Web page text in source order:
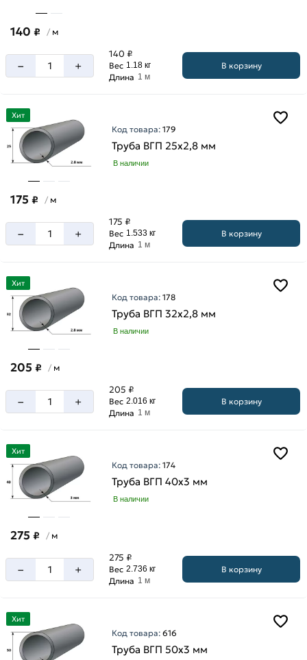
140 ₽ / м
– +
140 ₽
Вес 1.18 кг
Длина 1 м
В корзину
Хит
Код товара:179
Труба ВГП 25х2,8 мм
В наличии
175 ₽ / м
– +
175 ₽
Вес 1.533 кг
Длина 1 м
В корзину
Хит
Код товара:178
Труба ВГП 32х2,8 мм
В наличии
205 ₽ / м
– +
205 ₽
Вес 2.016 кг
Длина 1 м
В корзину
Хит
Код товара:174
Труба ВГП 40х3 мм
В наличии
275 ₽ / м
– +
275 ₽
Вес 2.736 кг
Длина 1 м
В корзину
Хит
Код товара:616
Труба ВГП 50х3 мм